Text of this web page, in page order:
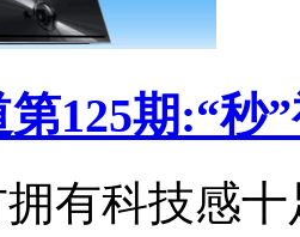
125期:“秒
有科技感